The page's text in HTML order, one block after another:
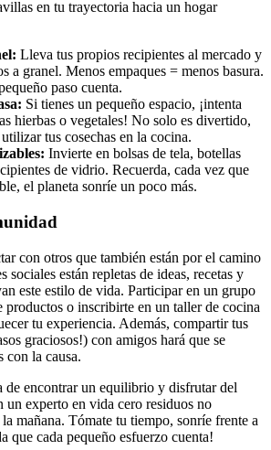
en tu trayectoria hacia un hogar
Lleva tus propios recipientes al mercado y
a granel. Menos empaques = menos basura.
paso cuenta.
Si tienes un pequeño espacio, ¡intenta
hierbas o vegetales! No solo es divertido,
tus cosechas en la cocina.
Invierte en bolsas de tela, botellas
de vidrio. Recuerda, cada vez que
el planeta sonríe un poco más.
con otros que también están por el camino
sociales están repletas de ideas, recetas y
este estilo de vida. Participar en un grupo
productos o inscribirte en un taller de cocina
tu experiencia. Además, compartir tus
graciosos!) con amigos hará que se
con la causa.
de encontrar un equilibrio y disfrutar del
un experto en vida cero residuos no
mañana. Tómate tu tiempo, sonríe frente a
que cada pequeño esfuerzo cuenta!